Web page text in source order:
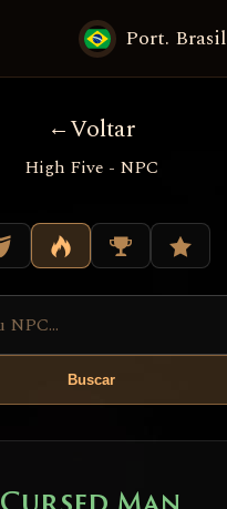
Port. Brasil
Voltar
High Five - NPC
Buscar